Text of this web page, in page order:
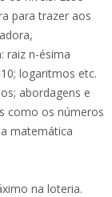
para trazer aos
raiz n-ésima
logaritmos etc.
abordagens e
como os números
matemática
na loteria.